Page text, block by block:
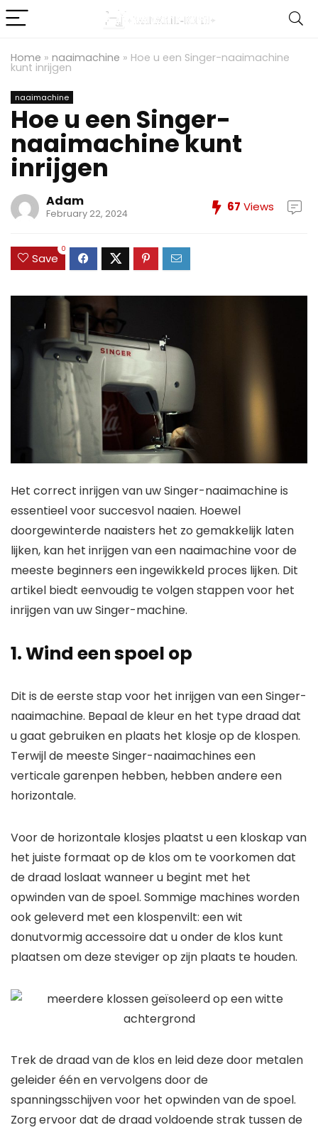
Home » naaimachine » Hoe u een Singer-naaimachine
kunt inrijgen
naaimachine
Hoe u een Singer-
naaimachine kunt
inrijgen
Adam
February 22, 2024 67 Views
Save
0
Het correct inrijgen van uw Singer-naaimachine is
essentieel voor succesvol naaien. Hoewel
doorgewinterde naaisters het zo gemakkelijk laten
lijken, kan het inrijgen van een naaimachine voor de
meeste beginners een ingewikkeld proces lijken. Dit
artikel biedt eenvoudig te volgen stappen voor het
inrijgen van uw Singer-machine.
1. Wind een spoel op
Dit is de eerste stap voor het inrijgen van een Singer-
naaimachine. Bepaal de kleur en het type draad dat
u gaat gebruiken en plaats het klosje op de klospen.
Terwijl de meeste Singer-naaimachines een
verticale garenpen hebben, hebben andere een
horizontale.
Voor de horizontale klosjes plaatst u een kloskap van
het juiste formaat op de klos om te voorkomen dat
de draad loslaat wanneer u begint met het
opwinden van de spoel. Sommige machines worden
ook geleverd met een klospenvilt: een wit
donutvormig accessoire dat u onder de klos kunt
plaatsen om deze steviger op zijn plaats te houden.
Trek de draad van de klos en leid deze door metalen
geleider één en vervolgens door de
spanningsschijven voor het opwinden van de spoel.
Zorg ervoor dat de draad voldoende strak tussen de